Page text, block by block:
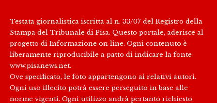
Testata giornalistica iscritta al n. 33/07 del Registro della
Stampa del Tribunale di Pisa. Questo portale, aderisce al
progetto di Informazione on line. Ogni contenuto è
liberamente riproducibile a patto di indicare la fonte
www.pisanews.net.
Ove specificato, le foto appartengono ai relativi autori.
Ogni uso illecito potrà essere perseguito in base alle
norme vigenti. Ogni utilizzo andrà pertanto richiesto